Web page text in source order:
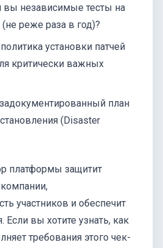
вы независимые тесты на
реже раза в год)?
установки патчей
критически важных
задокументированный план
(Disaster
платформы защитит
участников и обеспечит
Если вы хотите узнать, как
требования этого чек-